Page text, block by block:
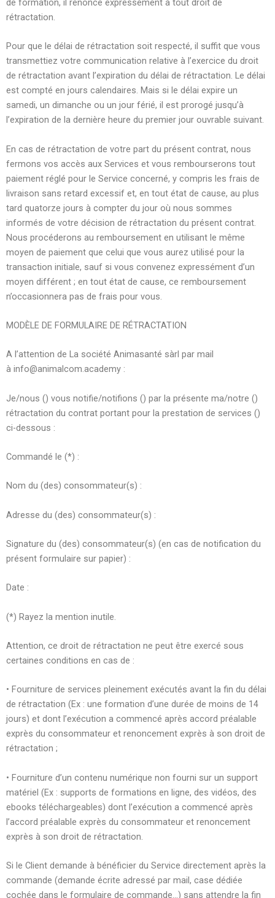
de formation, il renonce expressément à tout droit de
rétractation.
Pour que le délai de rétractation soit respecté, il suffit que vous
transmettiez votre communication relative à l’exercice du droit
de rétractation avant l’expiration du délai de rétractation. Le délai
est compté en jours calendaires. Mais si le délai expire un
samedi, un dimanche ou un jour férié, il est prorogé jusqu’à
l’expiration de la dernière heure du premier jour ouvrable suivant.
En cas de rétractation de votre part du présent contrat, nous
fermons vos accès aux Services et vous rembourserons tout
paiement réglé pour le Service concerné, y compris les frais de
livraison sans retard excessif et, en tout état de cause, au plus
tard quatorze jours à compter du jour où nous sommes
informés de votre décision de rétractation du présent contrat.
Nous procéderons au remboursement en utilisant le même
moyen de paiement que celui que vous aurez utilisé pour la
transaction initiale, sauf si vous convenez expressément d’un
moyen différent ; en tout état de cause, ce remboursement
n’occasionnera pas de frais pour vous.
MODÈLE DE FORMULAIRE DE RÉTRACTATION
A l’attention de La société Animasanté sàrl par mail
à info@animalcom.academy :
Je/nous () vous notifie/notifions () par la présente ma/notre ()
rétractation du contrat portant pour la prestation de services ()
ci-dessous :
Commandé le (*) :
Nom du (des) consommateur(s) :
Adresse du (des) consommateur(s) :
Signature du (des) consommateur(s) (en cas de notification du
présent formulaire sur papier) :
Date :
(*) Rayez la mention inutile.
Attention, ce droit de rétractation ne peut être exercé sous
certaines conditions en cas de :
•⁠ ⁠Fourniture de services pleinement exécutés avant la fin du délai
de rétractation (Ex : une formation d’une durée de moins de 14
jours) et dont l’exécution a commencé après accord préalable
exprès du consommateur et renoncement exprès à son droit de
rétractation ;
•⁠ ⁠Fourniture d’un contenu numérique non fourni sur un support
matériel (Ex : supports de formations en ligne, des vidéos, des
ebooks téléchargeables) dont l’exécution a commencé après
l’accord préalable exprès du consommateur et renoncement
exprès à son droit de rétractation.
Si le Client demande à bénéficier du Service directement après la
commande (demande écrite adressé par mail, case dédiée
cochée dans le formulaire de commande…) sans attendre la fin